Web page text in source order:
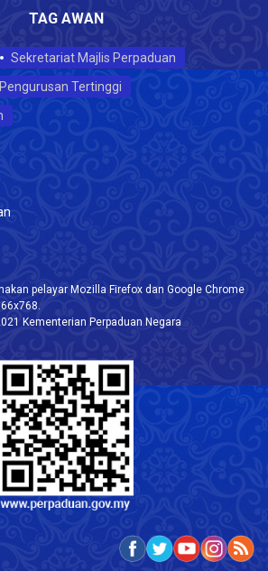
TAG AWAN
Sekretariat Majlis Perpaduan
Pengurusan Tertinggi
pelayar Mozilla Firefox dan Google Chrome
Kementerian Perpaduan Negara